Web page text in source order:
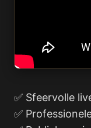
✅ Sfeervolle
✅